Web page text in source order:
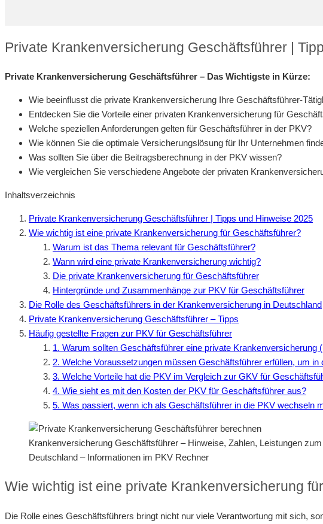
Private Krankenversicherung Geschäftsführer |
Private Krankenversicherung Geschäftsführer – Das Wichtigste in Kürze:
Wie beeinflusst die private Krankenversicherung Ihre Geschäftsführer-
Entdecken Sie die Vorteile einer privaten Krankenversicherung für
Welche speziellen Anforderungen gelten für Geschäftsführer in der PKV?
Wie können Sie die optimale Versicherungslösung für Ihr Unternehmen
Was sollten Sie über die Beitragsberechnung in der PKV wissen?
Wie vergleichen Sie verschiedene Angebote der privaten
Inhaltsverzeichnis
Private Krankenversicherung Geschäftsführer | Tipps und Hinweise 2025
Wie wichtig ist eine private Krankenversicherung für Geschäftsführer?
Warum ist das Thema relevant für Geschäftsführer?
Wann wird eine private Krankenversicherung wichtig?
Die private Krankenversicherung für Geschäftsführer
Hintergründe und Zusammenhänge zur PKV für Geschäftsführer
Die Rolle des Geschäftsführers in der Krankenversicherung in Deutschland
Private Krankenversicherung Geschäftsführer – Tipps
Häufig gestellte Fragen zur PKV für Geschäftsführer
1. Warum sollten Geschäftsführer eine private Krankenversicherung
2. Welche Voraussetzungen müssen Geschäftsführer erfüllen, um in
3. Welche Vorteile hat die PKV im Vergleich zur GKV für
4. Wie sieht es mit den Kosten der PKV für Geschäftsführer aus?
5. Was passiert, wenn ich als Geschäftsführer in die PKV wechseln
Krankenversicherung Geschäftsführer – Hinweise, Zahlen, Leistungen
Deutschland – Informationen im PKV Rechner
Wie wichtig ist eine private Krankenversicherung
Die Rolle eines Geschäftsführers bringt nicht nur viele Verantwortung mit sich,